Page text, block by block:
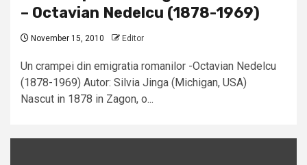
– Octavian Nedelcu (1878-1969)
November 15, 2010 Editor
Un crampei din emigratia romanilor -Octavian Nedelcu
(1878-1969) Autor: Silvia Jinga (Michigan, USA)
Nascut in 1878 in Zagon, o...